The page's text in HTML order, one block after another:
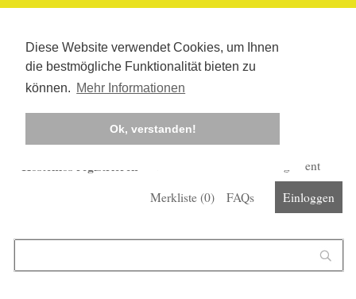
Diese Website verwendet Cookies, um Ihnen
die bestmögliche Funktionalität bieten zu
können. Mehr Informationen
Ok, verstanden!
Kostenlos registrieren
Corona-Management
Merkliste (0) FAQs Einloggen